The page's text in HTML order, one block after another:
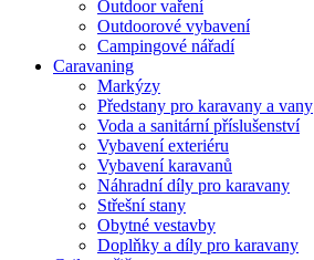
Outdoor vaření
Outdoorové vybavení
Campingové nářadí
Caravaning
Markýzy
Předstany pro karavany a vany
Voda a sanitární příslušenství
Vybavení exteriéru
Vybavení karavanů
Náhradní díly pro karavany
Střešní stany
Obytné vestavby
Doplňky a díly pro karavany